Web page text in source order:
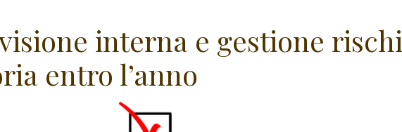
interna e gestione rischi
entro l’anno